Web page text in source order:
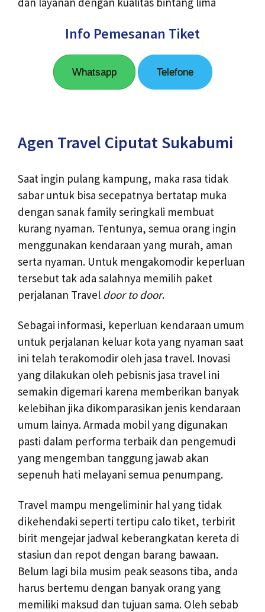
Info Pemesanan Tiket
Whatsapp Telefone
Agen Travel Ciputat Sukabumi
Saat ingin pulang kampung, maka rasa tidak
sabar untuk bisa secepatnya bertatap muka
dengan sanak family seringkali membuat
kurang nyaman. Tentunya, semua orang ingin
menggunakan kendaraan yang murah, aman
serta nyaman. Untuk mengakomodir keperluan
tersebut tak ada salahnya memilih paket
perjalanan Travel door to door.
Sebagai informasi, keperluan kendaraan umum
untuk perjalanan keluar kota yang nyaman saat
ini telah terakomodir oleh jasa travel. Inovasi
yang dilakukan oleh pebisnis jasa travel ini
semakin digemari karena memberikan banyak
kelebihan jika dikomparasikan jenis kendaraan
umum lainya. Armada mobil yang digunakan
pasti dalam performa terbaik dan pengemudi
yang mengemban tanggung jawab akan
sepenuh hati melayani semua penumpang.
Travel mampu mengeliminir hal yang tidak
dikehendaki seperti tertipu calo tiket, terbirit
birit mengejar jadwal keberangkatan kereta di
stasiun dan repot dengan barang bawaan.
Belum lagi bila musim peak seasons tiba, anda
harus bertemu dengan banyak orang yang
memiliki maksud dan tujuan sama. Oleh sebab